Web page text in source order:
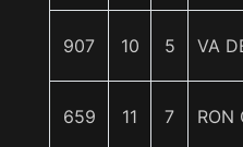
907 10 5 VA
659 11 7 RON